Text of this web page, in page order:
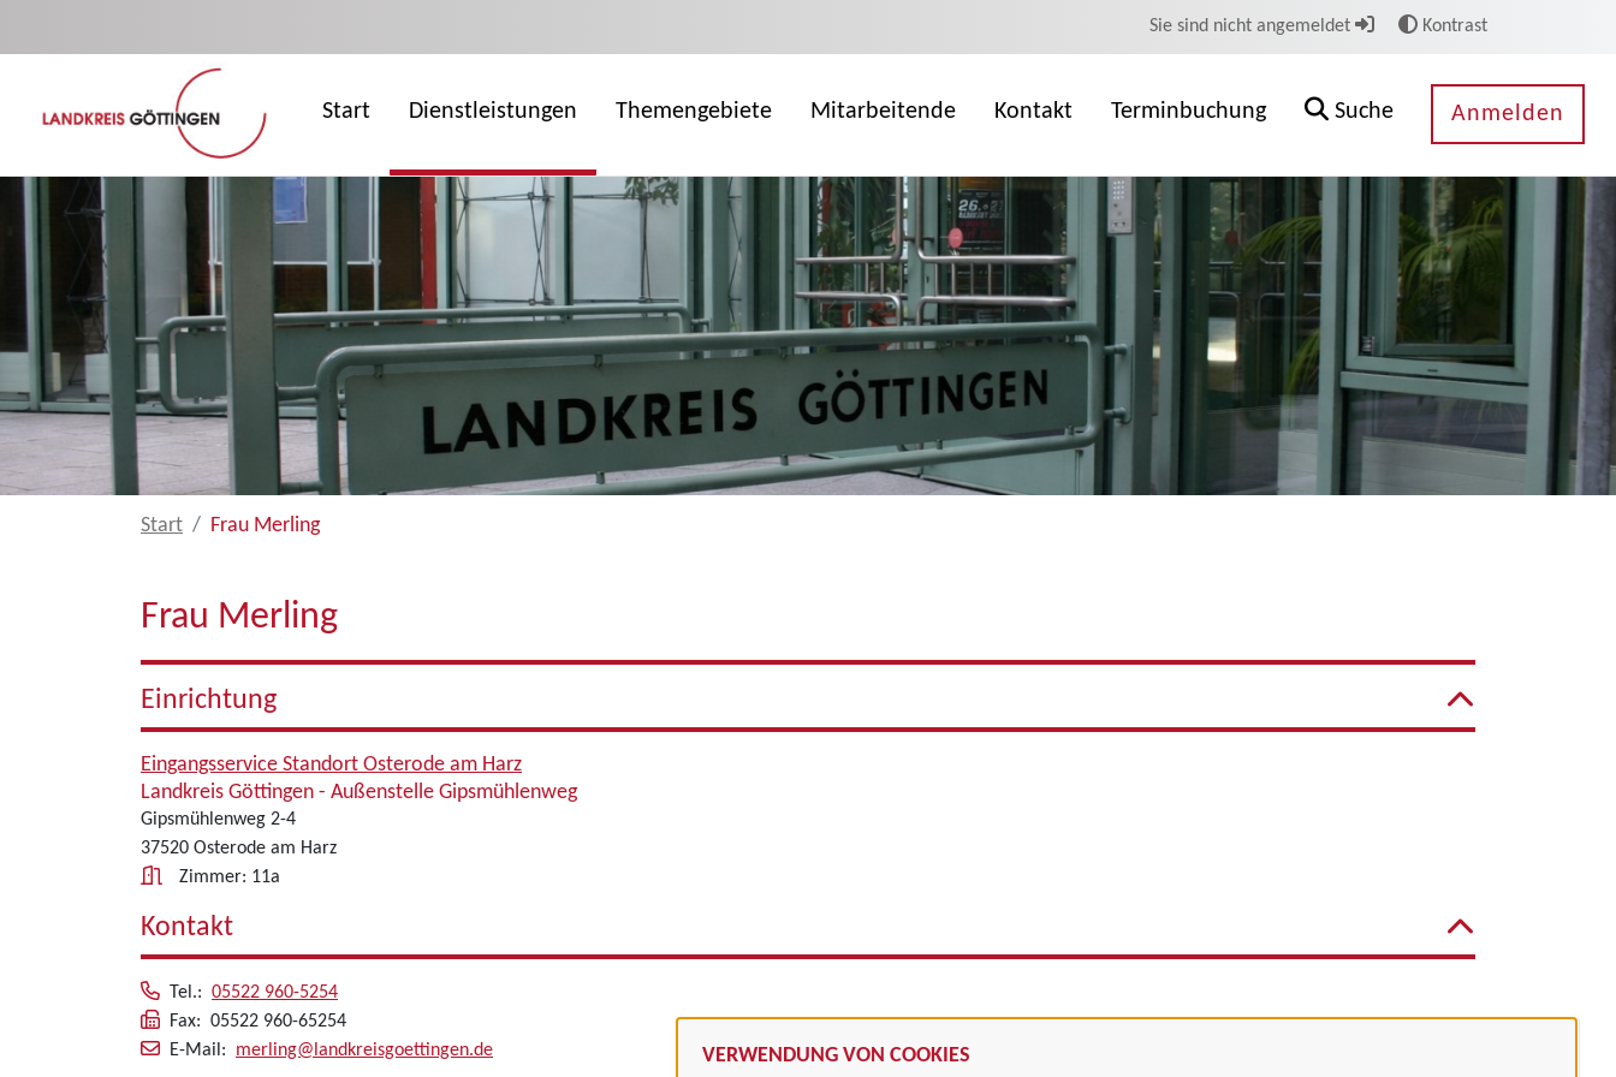
VERWENDUNG VON COOKIES
Sie sind nicht angemeldet Kontrast
Start Dienstleistungen Themengebiete Mitarbeitende Kontakt Terminbuchung Suche Anmelden
Start Frau Merling
Frau Merling
Einrichtung
Eingangsservice Standort Osterode am Harz
Landkreis Göttingen - Außenstelle Gipsmühlenweg
Gipsmühlenweg 2-4
37520 Osterode am Harz
Zimmer: 11a
Kontakt
Tel.: 05522 960-5254
Fax: 05522 960-65254
E-Mail: merling@landkreisgoettingen.de